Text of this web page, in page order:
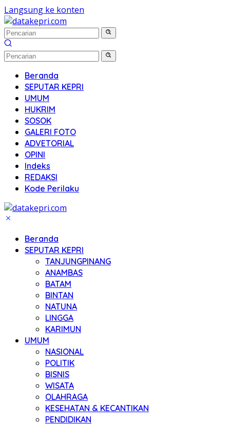
Langsung ke konten
Beranda
SEPUTAR KEPRI
UMUM
HUKRIM
SOSOK
GALERI FOTO
ADVETORIAL
OPINI
Indeks
REDAKSI
Kode Perilaku
Beranda
SEPUTAR KEPRI
TANJUNGPINANG
ANAMBAS
BATAM
BINTAN
NATUNA
LINGGA
KARIMUN
UMUM
NASIONAL
POLITIK
BISNIS
WISATA
OLAHRAGA
KESEHATAN & KECANTIKAN
PENDIDIKAN